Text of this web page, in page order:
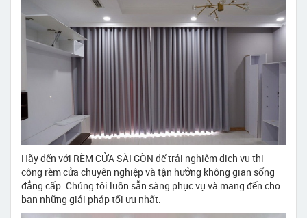
Hãy đến với RÈM CỬA SÀI GÒN để trải nghiệm dịch vụ thi
công rèm cửa chuyên nghiệp và tận hưởng không gian sống
đẳng cấp. Chúng tôi luôn sẵn sàng phục vụ và mang đến cho
bạn những giải pháp tối ưu nhất.